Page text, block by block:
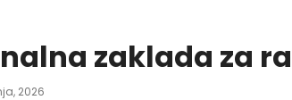
zaklada za
2026